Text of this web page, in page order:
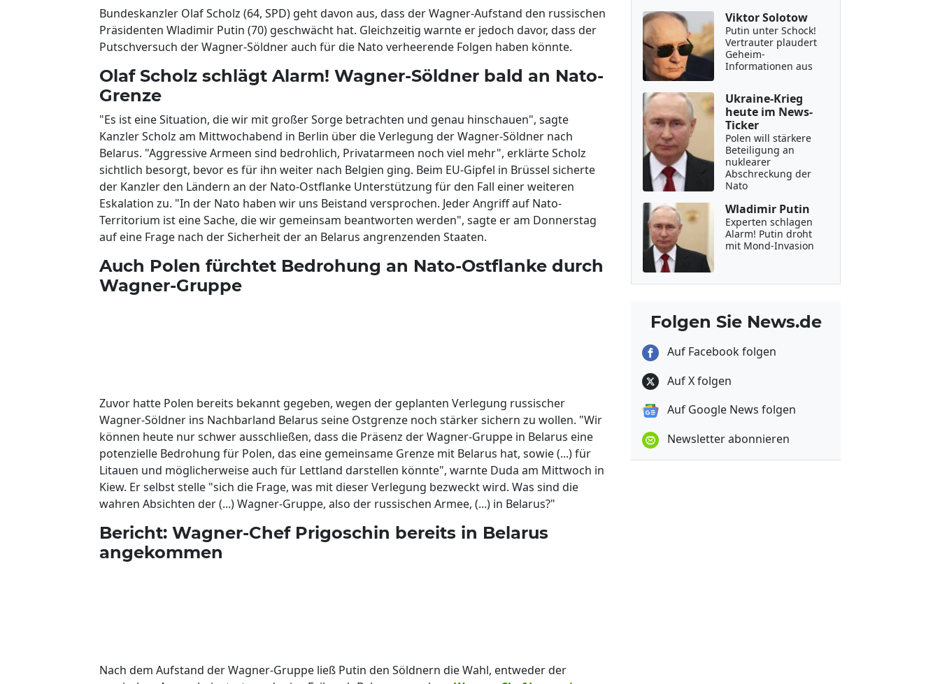
Bundeskanzler Olaf Scholz (64, SPD) geht davon aus, dass der Wagner-Aufstand den russischen
Präsidenten Wladimir Putin (70) geschwächt hat. Gleichzeitig warnte er jedoch davor, dass der
Putschversuch der Wagner-Söldner auch für die Nato verheerende Folgen haben könnte.
Olaf Scholz schlägt Alarm! Wagner-Söldner bald an Nato-
Grenze
"Es ist eine Situation, die wir mit großer Sorge betrachten und genau hinschauen", sagte
Kanzler Scholz am Mittwochabend in Berlin über die Verlegung der Wagner-Söldner nach
Belarus. "Aggressive Armeen sind bedrohlich, Privatarmeen noch viel mehr", erklärte Scholz
sichtlich besorgt, bevor es für ihn weiter nach Belgien ging. Beim EU-Gipfel in Brüssel sicherte
der Kanzler den Ländern an der Nato-Ostflanke Unterstützung für den Fall einer weiteren
Eskalation zu. "In der Nato haben wir uns Beistand versprochen. Jeder Angriff auf Nato-
Territorium ist eine Sache, die wir gemeinsam beantworten werden", sagte er am Donnerstag
auf eine Frage nach der Sicherheit der an Belarus angrenzenden Staaten.
Auch Polen fürchtet Bedrohung an Nato-Ostflanke durch
Wagner-Gruppe
Zuvor hatte Polen bereits bekannt gegeben, wegen der geplanten Verlegung russischer
Wagner-Söldner ins Nachbarland Belarus seine Ostgrenze noch stärker sichern zu wollen. "Wir
können heute nur schwer ausschließen, dass die Präsenz der Wagner-Gruppe in Belarus eine
potenzielle Bedrohung für Polen, das eine gemeinsame Grenze mit Belarus hat, sowie (...) für
Litauen und möglicherweise auch für Lettland darstellen könnte", warnte Duda am Mittwoch in
Kiew. Er selbst stelle "sich die Frage, was mit dieser Verlegung bezweckt wird. Was sind die
wahren Absichten der (...) Wagner-Gruppe, also der russischen Armee, (...) in Belarus?"
Bericht: Wagner-Chef Prigoschin bereits in Belarus
angekommen
Nach dem Aufstand der Wagner-Gruppe ließ Putin den Söldnern die Wahl, entweder der
Viktor Solotow
Putin unter Schock!
Vertrauter plaudert
Geheim-
Informationen aus
Ukraine-Krieg
heute im News-
Ticker
Polen will stärkere
Beteiligung an
nuklearer
Abschreckung der
Nato
Wladimir Putin
Experten schlagen
Alarm! Putin droht
mit Mond-Invasion
Folgen Sie News.de
Auf Facebook folgen
Auf X folgen
Auf Google News folgen
Newsletter abonnieren